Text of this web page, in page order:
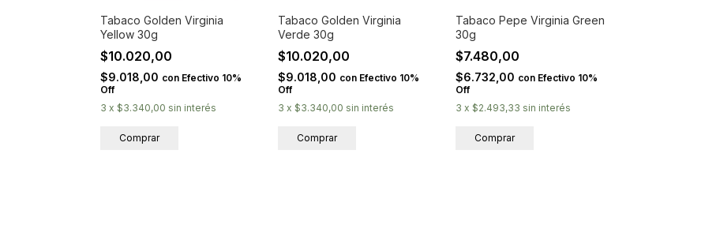
Tabaco Golden Virginia
Yellow 30g
$10.020,00
$9.018,00 con Efectivo 10%
Off
3 x $3.340,00 sin interés
Tabaco Golden Virginia
Verde 30g
$10.020,00
$9.018,00 con Efectivo 10%
Off
3 x $3.340,00 sin interés
Tabaco Pepe Virginia Green
30g
$7.480,00
$6.732,00 con Efectivo 10%
Off
3 x $2.493,33 sin interés